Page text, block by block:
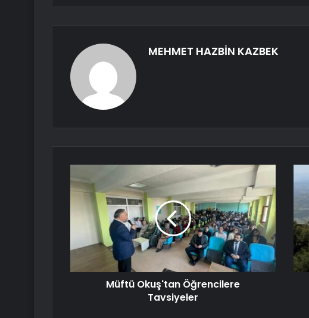
MEHMET HAZBİN KAZBEK
Müftü Okuş'tan Öğrencilere
Tavsiyeler